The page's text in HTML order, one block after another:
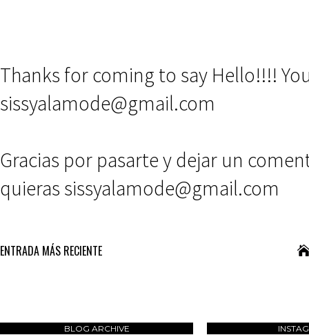
Thanks for coming to say Hello!!!!
sissyalamode@gmail.com
Gracias por pasarte y dejar un
quieras sissyalamode@gmail.com
ENTRADA MÁS RECIENTE
BLOG ARCHIVE